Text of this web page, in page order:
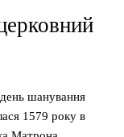
шанування
1579 року в